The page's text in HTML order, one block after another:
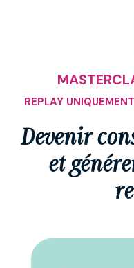
REPLAY
Devenir
et